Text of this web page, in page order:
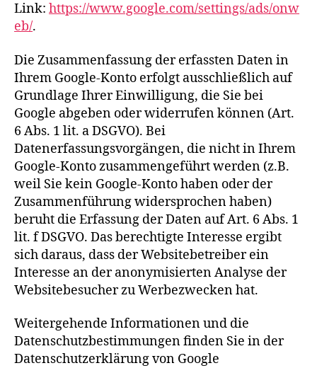
Link: https://www.google.com/settings/ads/onw
eb/.
Die Zusammenfassung der erfassten Daten in
Ihrem Google-Konto erfolgt ausschließlich auf
Grundlage Ihrer Einwilligung, die Sie bei
Google abgeben oder widerrufen können (Art.
6 Abs. 1 lit. a DSGVO). Bei
Datenerfassungsvorgängen, die nicht in Ihrem
Google-Konto zusammengeführt werden (z.B.
weil Sie kein Google-Konto haben oder der
Zusammenführung widersprochen haben)
beruht die Erfassung der Daten auf Art. 6 Abs. 1
lit. f DSGVO. Das berechtigte Interesse ergibt
sich daraus, dass der Websitebetreiber ein
Interesse an der anonymisierten Analyse der
Websitebesucher zu Werbezwecken hat.
Weitergehende Informationen und die
Datenschutzbestimmungen finden Sie in der
Datenschutzerklärung von Google